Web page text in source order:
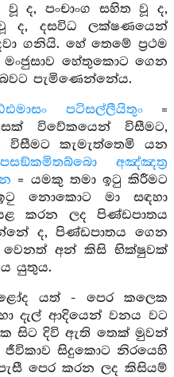
ද, පංචාංග සහිත වූ ද,
ද, දසවිධ ලක්ෂණයෙන්
ගනියි. හේ තෙමේ ප්‍රථම
මංජුසාව හේතුකොට ගෙන
පැමිණෙන්නේය.
පටිසල්ලීයිතුං=
විවේකයෙන් විසීමට,
විසීමට කැමැත්තෙමි යන
අඤ්ඤත්‍ර
= යමකු තමා ඉටු කිරීමට
නොකොට මා සඳහා
කරන ලද පිණ්ඩපාතය
ද, පිණ්ඩපාතය ගෙන
වෙනත් අන් කිසි භික්ෂුවක්
යුතුය.
යත් - පෙර කලෙක
දැල් ආදියෙන් වනය වට
සිට දිවි ඇති තෙක් මුවන්
සිදුකොට නිරයෙහි
පෙර කරන ලද කිසියම්